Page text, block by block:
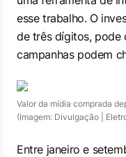
esse trabalho. O
de três dígitos, pode
campanhas podem
Valor da mídia comprada
(Imagem: Divulgação |
Entre janeiro e